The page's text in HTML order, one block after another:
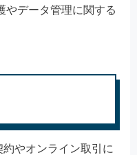
やデータ管理に関する
やオンライン取引に